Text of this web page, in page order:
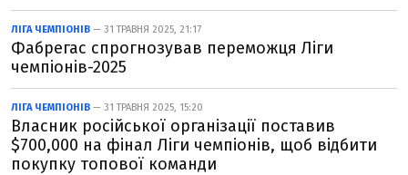
ЛІГА ЧЕМПІОНІВ — 31 ТРАВНЯ 2025, 21:17
Фабрегас спрогнозував переможця Ліги
чемпіонів-2025
ЛІГА ЧЕМПІОНІВ — 31 ТРАВНЯ 2025, 15:20
Власник російської організації поставив
$700,000 на фінал Ліги чемпіонів, щоб відбити
покупку топової команди